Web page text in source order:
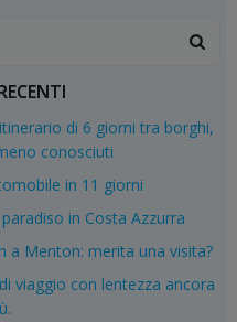
di 6 giorni tra borghi,
conosciuti
in 11 giorni
in Costa Azzurra
a Menton: merita una visita?
viaggio con lentezza ancora